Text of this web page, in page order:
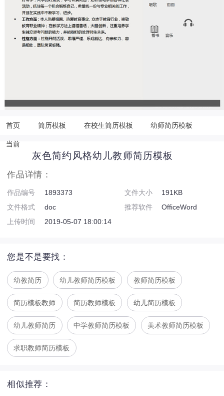
首页 简历模板 在校生简历模板 幼师简历模板
当前
灰色简约风格幼儿教师简历模板
作品详情：
作品编号 1893373 文件大小
191KB
文件格式
doc 推荐软件
OfficeWord
上传时间
2019-05-07 18:00:14
您是不是要找：
幼教简历 幼儿教师简历模板 教师简历模板
简历模板教师 简历教师模板 幼儿简历模板
幼儿教师简历 中学教师简历模板 美术教师简历模板
求职教师简历模板
相似推荐：